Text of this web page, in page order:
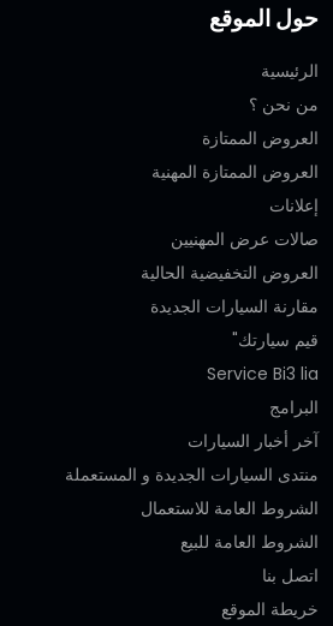
حول الموقع
الرئيسية
من نحن ؟
العروض الممتازة
العروض الممتازة المهنية‎
إعلانات
صالات عرض المهنيين
العروض التخفيضية الحالية
مقارنة السيارات الجديدة
قيم سيارتك"
Service Bi3 lia
البرامج
آخر أخبار السيارات
منتدى السيارات الجديدة و المستعملة
الشروط العامة للاستعمال
الشروط العامة للبيع
اتصل بنا
خريطة الموقع